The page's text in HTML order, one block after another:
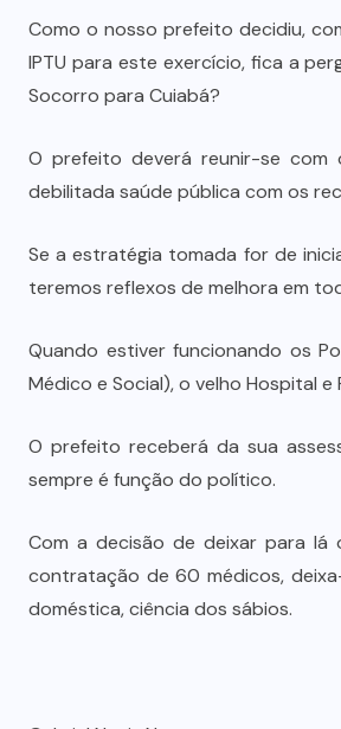
Como o nosso prefeito decidiu,
IPTU para este exercício, fica a
Socorro para Cuiabá?
O prefeito deverá reunir-se
debilitada saúde pública com os
Se a estratégia tomada for de
teremos reflexos de melhora em
Quando estiver funcionando os
Médico e Social), o velho Hospital
O prefeito receberá da sua
sempre é função do político.
Com a decisão de deixar para lá
contratação de 60 médicos,
doméstica, ciência dos sábios.